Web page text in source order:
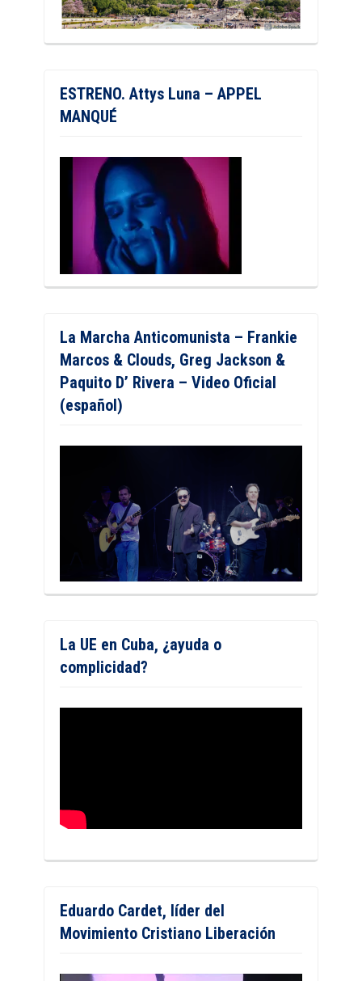
ESTRENO. Attys Luna – APPEL
MANQUÉ
La Marcha Anticomunista – Frankie
Marcos & Clouds, Greg Jackson &
Paquito D’ Rivera – Video Oficial
(español)
La UE en Cuba, ¿ayuda o
complicidad?
Eduardo Cardet, líder del
Movimiento Cristiano Liberación